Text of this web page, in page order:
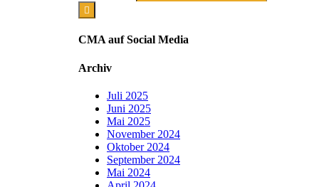
CMA auf Social Media
Archiv
Juli 2025
Juni 2025
Mai 2025
November 2024
Oktober 2024
September 2024
Mai 2024